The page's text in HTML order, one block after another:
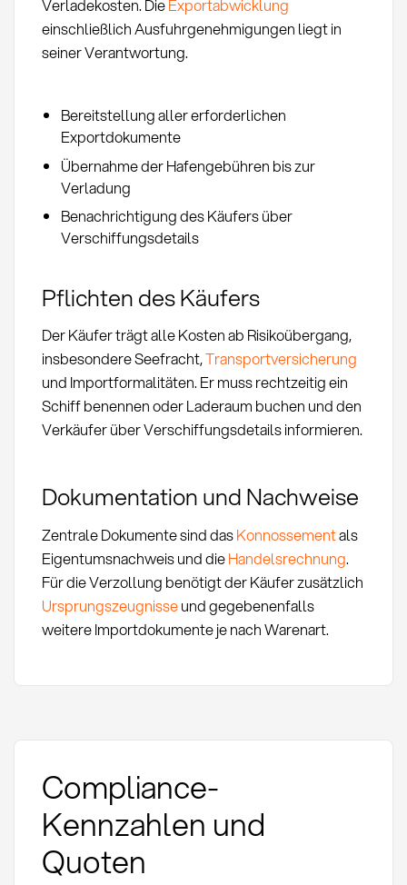
Verladekosten. Die Exportabwicklung
einschließlich Ausfuhrgenehmigungen liegt in
seiner Verantwortung.
Bereitstellung aller erforderlichen
Exportdokumente
Übernahme der Hafengebühren bis zur
Verladung
Benachrichtigung des Käufers über
Verschiffungsdetails
Pflichten des Käufers
Der Käufer trägt alle Kosten ab Risikoübergang,
insbesondere Seefracht,Transportversicherung
und Importformalitäten. Er muss rechtzeitig ein
Schiff benennen oder Laderaum buchen und den
Verkäufer über Verschiffungsdetails informieren.
Dokumentation und Nachweise
Zentrale Dokumente sind dasKonnossementals
Eigentumsnachweis und dieHandelsrechnung.
Für die Verzollung benötigt der Käufer zusätzlich
Ursprungszeugnisseund gegebenenfalls
weitere Importdokumente je nach Warenart.
Compliance-
Kennzahlen und
Quoten